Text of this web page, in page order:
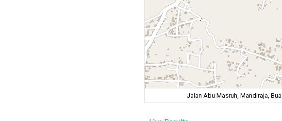
Jalan Abu Masruh, Mandiraja,